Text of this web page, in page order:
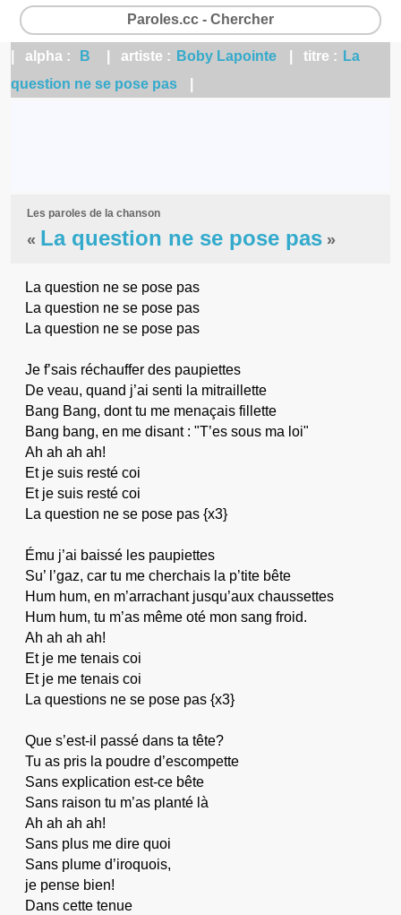
Paroles.cc - Chercher
| alpha : B | artiste : Boby Lapointe | titre : La
question ne se pose pas
Les paroles de la chanson
« La question ne se pose pas »
La question ne se pose pas
La question ne se pose pas
La question ne se pose pas
Je f’sais réchauffer des paupiettes
De veau, quand j’ai senti la mitraillette
Bang Bang, dont tu me menaçais fillette
Bang bang, en me disant : "T’es sous ma loi"
Ah ah ah ah!
Et je suis resté coi
Et je suis resté coi
La question ne se pose pas {x3}
Ému j’ai baissé les paupiettes
Su’ l’gaz, car tu me cherchais la p’tite bête
Hum hum, en m’arrachant jusqu’aux chaussettes
Hum hum, tu m’as même oté mon sang froid.
Ah ah ah ah!
Et je me tenais coi
Et je me tenais coi
La questions ne se pose pas {x3}
Que s’est-il passé dans ta tête?
Tu as pris la poudre d’escompette
Sans explication est-ce bête
Sans raison tu m’as planté là
Ah ah ah ah!
Sans plus me dire quoi
Sans plume d’iroquois,
je pense bien!
Dans cette tenue